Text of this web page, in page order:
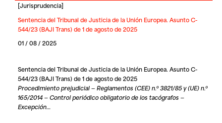
[Jurisprudencia]
Sentencia del Tribunal de Justicia de la Unión Europea. Asunto C-
544/23 (BAJI Trans) de 1 de agosto de 2025
01 / 08 / 2025
Sentencia del Tribunal de Justicia de la Unión Europea. Asunto C-
544/23 (BAJI Trans) de 1 de agosto de 2025
Procedimiento prejudicial — Reglamentos (CEE) n.º 3821/85 y (UE) n.º
165/2014 — Control periódico obligatorio de los tacógrafos —
Excepción…